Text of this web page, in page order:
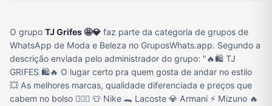
O grupo TJ Grifes 🤩💎 faz parte da categoria de grupos de
WhatsApp de Moda e Beleza no GruposWhats.app. Segundo a
descrição enviada pelo administrador do grupo: "🔥🛍️ TJ
GRIFES 🛍️🔥 O lugar certo pra quem gosta de andar no estilo
💥 As melhores marcas, qualidade diferenciada e preços que
cabem no bolso 😮‍💨🔥 👕 Nike 🐊 Lacoste 💎 Armani ⚡ Mizuno 🔥